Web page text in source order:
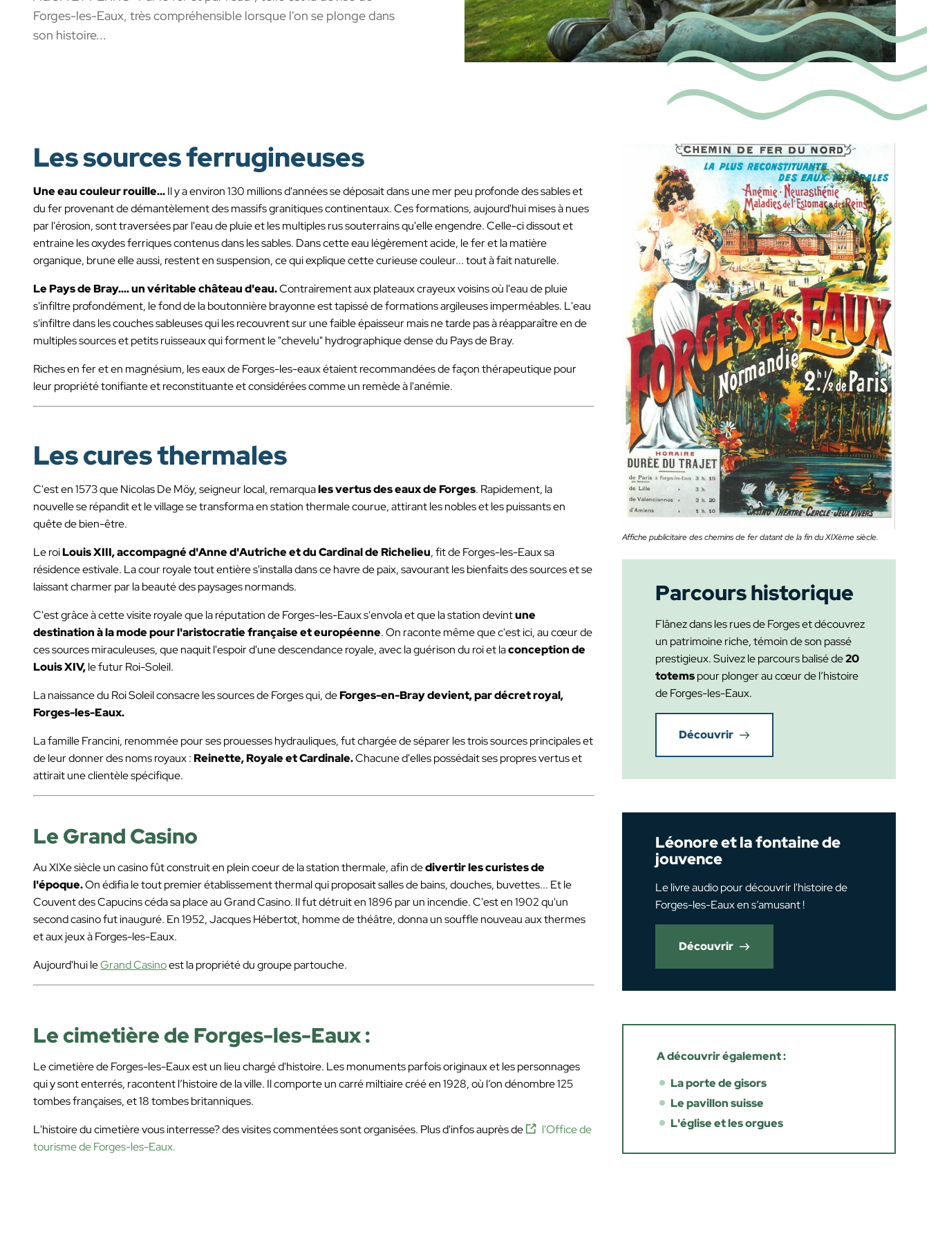
Forges-les-Eaux, très compréhensible lorsque l'on se plonge dans
son histoire...
Les sources ferrugineuses
Une eau couleur rouille...Il y a environ 130 millions d'années se déposait dans une mer peu profonde des sables et
du fer provenant de démantèlement des massifs granitiques continentaux. Ces formations, aujourd'hui mises à nues
par l'érosion, sont traversées par l'eau de pluie et les multiples rus souterrains qu'elle engendre. Celle-ci dissout et
entraine les oxydes ferriques contenus dans les sables. Dans cette eau légèrement acide, le fer et la matière
organique, brune elle aussi, restent en suspension, ce qui explique cette curieuse couleur... tout à fait naturelle.
Le Pays de Bray.... un véritable château d'eau.Contrairement aux plateaux crayeux voisins où l'eau de pluie
s'infiltre profondément, le fond de la boutonnière brayonne est tapissé de formations argileuses imperméables. L'eau
s'infiltre dans les couches sableuses qui les recouvrent sur une faible épaisseur mais ne tarde pas à réapparaître en de
multiples sources et petits ruisseaux qui forment le "chevelu" hydrographique dense du Pays de Bray.
Riches en fer et en magnésium, les eaux de Forges-les-eaux étaient recommandées de façon thérapeutique pour
leur propriété tonifiante et reconstituante et considérées comme un remède à l'anémie.
Les cures thermales
C'est en 1573 que Nicolas De Möy, seigneur local, remarquales vertus des eaux de Forges. Rapidement, la
nouvelle se répandit et le village se transforma en station thermale courue, attirant les nobles et les puissants en
quête de bien-être.
Le roiLouis XIII, accompagné d'Anne d'Autriche et du Cardinal de Richelieu, fit de Forges-les-Eaux sa
résidence estivale. La cour royale tout entière s'installa dans ce havre de paix, savourant les bienfaits des sources et se
laissant charmer par la beauté des paysages normands.
C'est grâce à cette visite royale que la réputation de Forges-les-Eaux s'envola et que la station devintune
destination à la mode pour l'aristocratie française et européenne. On raconte même que c'est ici, au cœur de
ces sources miraculeuses, que naquit l'espoir d'une descendance royale, avec la guérison du roi et laconception de
Louis XIV,le futur Roi-Soleil.
La naissance du Roi Soleil consacre les sources de Forges qui, deForges-en-Bray devient, par décret royal,
Forges-les-Eaux.
La famille Francini, renommée pour ses prouesses hydrauliques, fut chargée de séparer les trois sources principales et
de leur donner des noms royaux : Reinette, Royale et Cardinale.Chacune d'elles possédait ses propres vertus et
attirait une clientèle spécifique.
Le Grand Casino
Au XIXe siècle un casino fût construit en plein coeur de la station thermale, afin dedivertir les curistes de
l'époque.On édifia le tout premier établissement thermal qui proposait salles de bains, douches, buvettes... Et le
Couvent des Capucins céda sa place au Grand Casino. Il fut détruit en 1896 par un incendie. C'est en 1902 qu'un
second casino fut inauguré. En 1952, Jacques Hébertot, homme de théâtre, donna un souffle nouveau aux thermes
et aux jeux à Forges-les-Eaux.
Aujourd'hui leGrand Casinoest la propriété du groupe partouche.
Affiche publicitaire des chemins de fer datant de la fin du XIXème siècle.
Parcours historique
Flânez dans les rues de Forges et découvrez
un patrimoine riche, témoin de son passé
prestigieux. Suivez le parcours balisé de20
totemspour plonger au cœur de l’histoire
de Forges-les-Eaux.
Découvrir
Léonore et la fontaine de
jouvence
Le livre audio pour découvrir l'histoire de
Forges-les-Eaux en s’amusant !
Découvrir
Le cimetière de Forges-les-Eaux :
Le cimetière de Forges-les-Eaux est un lieu chargé d'histoire. Les monuments parfois originaux et les personnages
qui y sont enterrés, racontent l’histoire de la ville. Il comporte un carré miltiaire créé en 1928, où l’on dénombre 125
tombes françaises, et 18 tombes britanniques.
L'histoire du cimetière vous interresse? des visites commentées sont organisées. Plus d'infos auprès de
l'Office de
tourisme de Forges-les-Eaux.
A découvrir également :
La porte de gisors
Le pavillon suisse
L'église et les orgues